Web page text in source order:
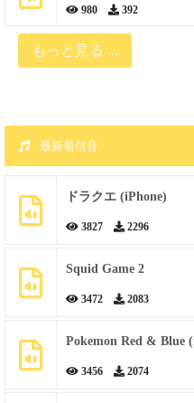
980 392
もっと見る ...
最新着信音
ドラクエ (iPhone)
3827 2296
Squid Game 2
3472 2083
Pokemon Red & Blue
3456 2074